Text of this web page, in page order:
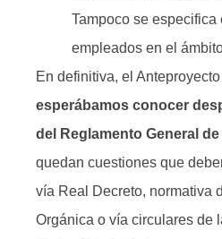
Tampoco se
empleados en el
En definitiva, el Anteproyecto
esperábamos conocer
del Reglamento General
quedan cuestiones que
vía Real Decreto, normativa
Orgánica o vía circulares de